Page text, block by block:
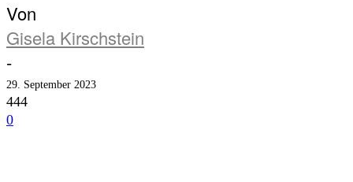
Von
Gisela Kirschstein
-
29. September 2023
444
0